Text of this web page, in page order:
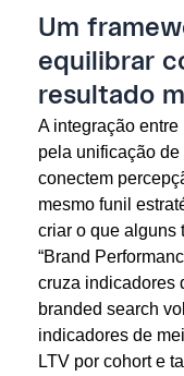
Um
equilibrar
resultado
A integração
pela unificação
conectem
mesmo funil
criar o que alguns
“Brand
cruza indicadores
branded search
indicadores de
LTV por cohort e